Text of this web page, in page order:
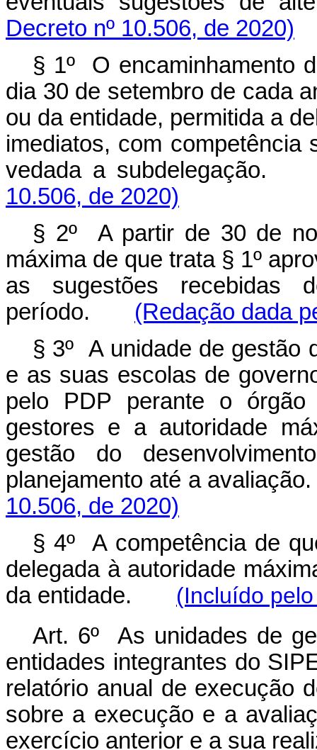
Decreto nº 10.506, de 2020)
§ 1º O encaminhamento
dia 30 de setembro de cada
ou da entidade, permitida a
imediatos, com
vedada a
10.506, de 2020)
§ 2º A partir de 30 de
máxima de que trata § 1º
as sugestões recebidas
período. (Redação dada
§ 3º A unidade de gestão
e as suas escolas de
pelo PDP perante o
gestores e a autoridade
gestão do
planejamento até a
10.506, de 2020)
§ 4º A competência de
delegada à autoridade
da entidade. (Incluído
Art. 6º As unidades de
entidades integrantes do
relatório anual de execução
sobre a execução e a
exercício anterior e a sua